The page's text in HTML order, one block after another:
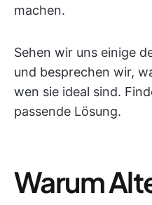
machen.
Sehen wir uns einige
und besprechen wir,
wen sie ideal sind.
passende Lösung.
Warum